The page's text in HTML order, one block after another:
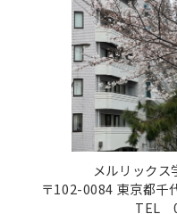
メルリックス
〒102-0084 東京都千
TEL